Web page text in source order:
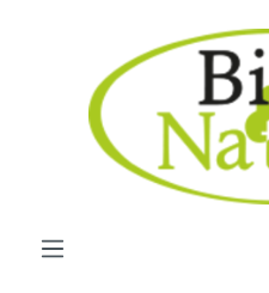
Zum Hauptinhalt springen